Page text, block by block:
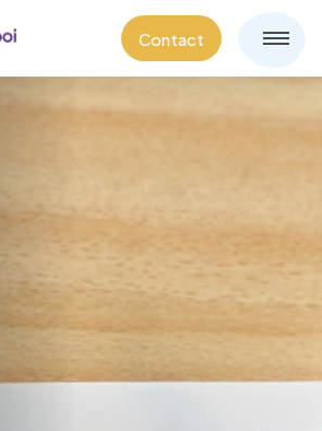
Contact